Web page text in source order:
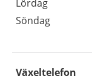
Lördag
Söndag
Växeltelefon